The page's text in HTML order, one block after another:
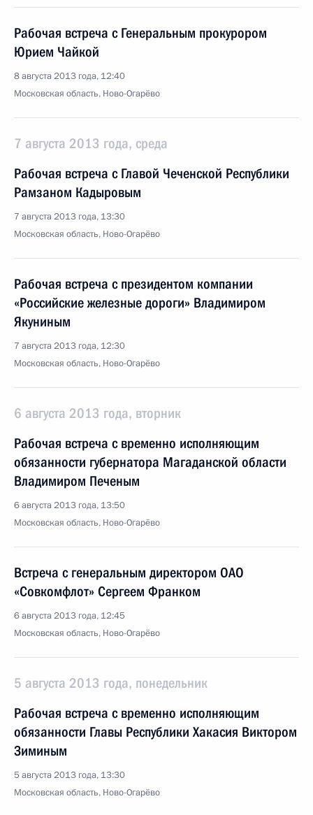
Рабочая встреча с Генеральным прокурором
Юрием Чайкой
8 августа 2013 года, 12:40
Московская область, Ново-Огарёво
7 августа 2013 года, среда
Рабочая встреча с Главой Чеченской Республики
Рамзаном Кадыровым
7 августа 2013 года, 13:30
Московская область, Ново-Огарёво
Рабочая встреча с президентом компании
«Российские железные дороги» Владимиром
Якуниным
7 августа 2013 года, 12:30
Московская область, Ново-Огарёво
6 августа 2013 года, вторник
Рабочая встреча с временно исполняющим
обязанности губернатора Магаданской области
Владимиром Печеным
6 августа 2013 года, 13:50
Московская область, Ново-Огарёво
Встреча с генеральным директором ОАО
«Совкомфлот» Сергеем Франком
6 августа 2013 года, 12:45
Московская область, Ново-Огарёво
5 августа 2013 года, понедельник
Рабочая встреча с временно исполняющим
обязанности Главы Республики Хакасия Виктором
Зиминым
5 августа 2013 года, 13:30
Московская область, Ново-Огарёво